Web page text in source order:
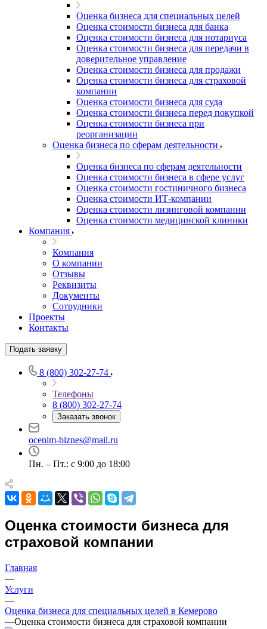
Оценка бизнеса для специальных целей
Оценка стоимости бизнеса для банка
Оценка стоимости бизнеса для нотариуса
Оценка стоимости бизнеса для передачи в
доверительное управление
Оценка стоимости бизнеса для продажи
Оценка стоимости бизнеса для страховой
компании
Оценка стоимости бизнеса для суда
Оценка стоимости бизнеса перед покупкой
Оценка стоимости бизнеса при
реорганизации
Оценка бизнеса по сферам деятельности
Оценка бизнеса по сферам деятельности
Оценка стоимости бизнеса в сфере услуг
Оценка стоимости гостиничного бизнеса
Оценка стоимости ИТ-компании
Оценка стоимости лизинговой компании
Оценка стоимости медицинской клиники
Компания
Компания
О компании
Отзывы
Реквизиты
Документы
Сотрудники
Проекты
Контакты
Подать заявку
8 (800) 302-27-74
Телефоны
8 (800) 302-27-74
Заказать звонок
ocenim-biznes@mail.ru
Пн. – Пт.: с 9:00 до 18:00
Оценка стоимости бизнеса для
страховой компании
Главная
—
Услуги
—
Оценка бизнеса для специальных целей в Кемерово
—Оценка стоимости бизнеса для страховой компании
Выберите ваш город
Например:Кемерово
Абакан
Абинск
Азов
Алушта
Альметьевск
Анапа
Ангарск
Анжеро-Судженск